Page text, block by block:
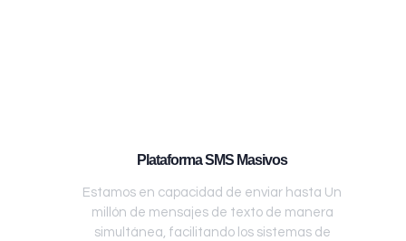
Plataforma SMS Masivos
Estamos en capacidad de enviar hasta Un
millón de mensajes de texto de manera
simultánea, facilitando los sistemas de